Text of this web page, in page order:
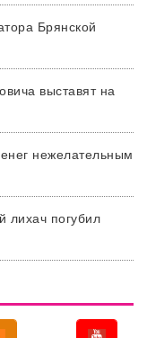
Брянской
выставят на
нежелательным
лихач погубил